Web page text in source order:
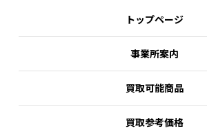
トップページ
事業所案内
買取可能商品
買取参考価格